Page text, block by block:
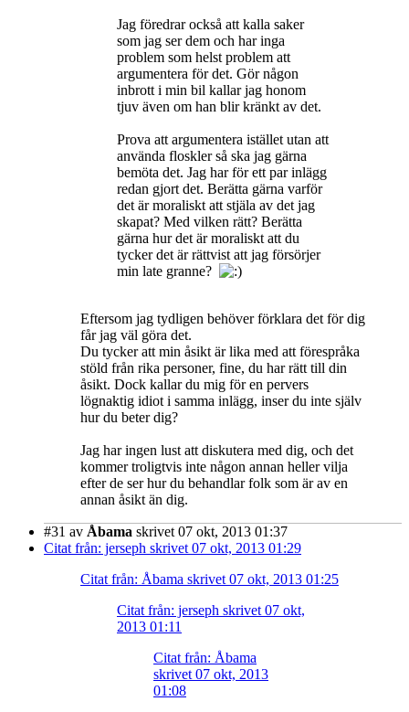
Jag föredrar också att kalla saker
som jag ser dem och har inga
problem som helst problem att
argumentera för det. Gör någon
inbrott i min bil kallar jag honom
tjuv även om han blir kränkt av det.
Prova att argumentera istället utan att
använda floskler så ska jag gärna
bemöta det. Jag har för ett par inlägg
redan gjort det. Berätta gärna varför
det är moraliskt att stjäla av det jag
skapat? Med vilken rätt? Berätta
gärna hur det är moraliskt att du
tycker det är rättvist att jag försörjer
min late granne?
Eftersom jag tydligen behöver förklara det för dig
får jag väl göra det.
Du tycker att min åsikt är lika med att förespråka
stöld från rika personer, fine, du har rätt till din
åsikt. Dock kallar du mig för en pervers
lögnaktig idiot i samma inlägg, inser du inte själv
hur du beter dig?
Jag har ingen lust att diskutera med dig, och det
kommer troligtvis inte någon annan heller vilja
efter de ser hur du behandlar folk som är av en
annan åsikt än dig.
#31 av Åbama skrivet 07 okt, 2013 01:37
Citat från: jerseph skrivet 07 okt, 2013 01:29
Citat från: Åbama skrivet 07 okt, 2013 01:25
Citat från: jerseph skrivet 07 okt,
2013 01:11
Citat från: Åbama
skrivet 07 okt, 2013
01:08